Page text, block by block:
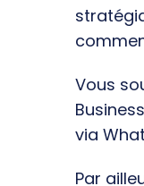
Vous
via
Par